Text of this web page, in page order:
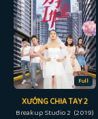
Full
XƯỞNG CHIA TAY 2
Breakup Studio 2 (2019)